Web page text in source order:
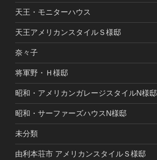
天王・モニターハウス
天王アメリカンスタイルＳ様邸
奈々子
将軍野・Ｈ様邸
昭和・アメリカンガレージスタイルN様邸
昭和・サーファーズハウスN様邸
未分類
由利本荘市 アメリカンスタイルＳ様邸